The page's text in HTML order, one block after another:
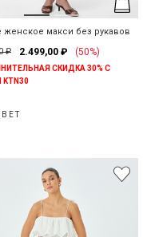
женское макси без рукавов
₽
2.499,00 ₽ (50%)
СКИДКА 30% С